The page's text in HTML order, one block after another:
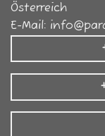
Österreich
E-Mail: